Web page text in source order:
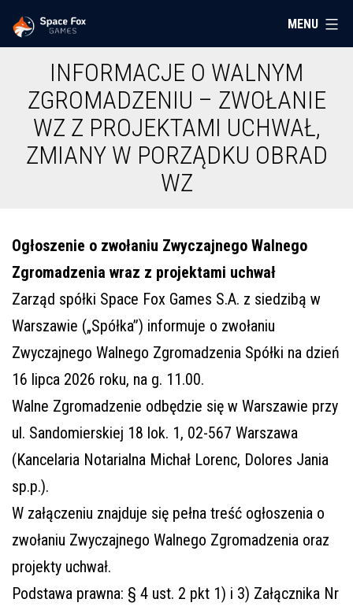
Przejdź
doSpace
Games
MENU
INFORMACJE O WALNYM
ZGROMADZENIU – ZWOŁANIE
WZ Z PROJEKTAMI UCHWAŁ,
ZMIANY W PORZĄDKU OBRAD
WZ
Ogłoszenie o zwołaniu Zwyczajnego Walnego
Zgromadzenia wraz z projektami uchwał
Zarząd spółki Space Fox Games S.A. z siedzibą w
Warszawie („Spółka”) informuje o zwołaniu
Zwyczajnego Walnego Zgromadzenia Spółki na dzień
16 lipca 2026 roku, na g. 11.00.
Walne Zgromadzenie odbędzie się w Warszawie przy
ul. Sandomierskiej 18 lok. 1, 02-567 Warszawa
(Kancelaria Notarialna Michał Lorenc, Dolores Jania
sp.p.).
W załączeniu znajduje się pełna treść ogłoszenia o
zwołaniu Zwyczajnego Walnego Zgromadzenia oraz
projekty uchwał.
Podstawa prawna: § 4 ust. 2 pkt 1) i 3) Załącznika Nr